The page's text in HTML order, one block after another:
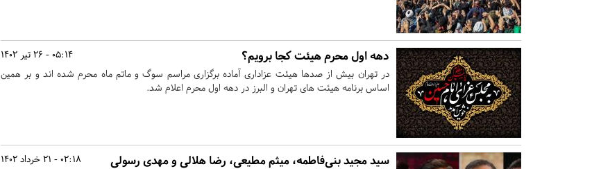
05:14 - 26 تیر 1402 دهه اول محرم هیئت کجا برویم؟
در تهران بیش از صدها هیئت عزاداری آماده برگزاری مراسم سوگ و ماتم ماه محرم شده اند و بر همین
اساس برنامه هیئت های تهران و البرز در دهه اول محرم اعلام شد.
02:18 - 21 خرداد 1402
سید مجید بنی‌فاطمه، میثم مطیعی، رضا هلالی و مهدی رسولی